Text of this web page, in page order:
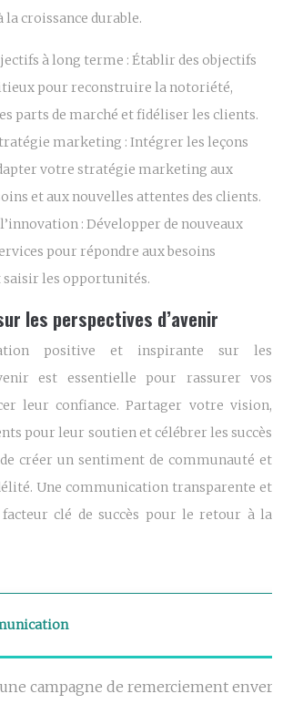
la croissance durable.
à long terme : Établir des objectifs
pour reconstruire la notoriété,
parts de marché et fidéliser les clients.
marketing : Intégrer les leçons
votre stratégie marketing aux
et aux nouvelles attentes des clients.
: Développer de nouveaux
pour répondre aux besoins
saisir les opportunités.
les perspectives d’avenir
positive et inspirante sur les
est essentielle pour rassurer vos
leur confiance. Partager votre vision,
pour leur soutien et célébrer les succès
créer un sentiment de communauté et
Une communication transparente et
clé de succès pour le retour à la
campagne de remerciement